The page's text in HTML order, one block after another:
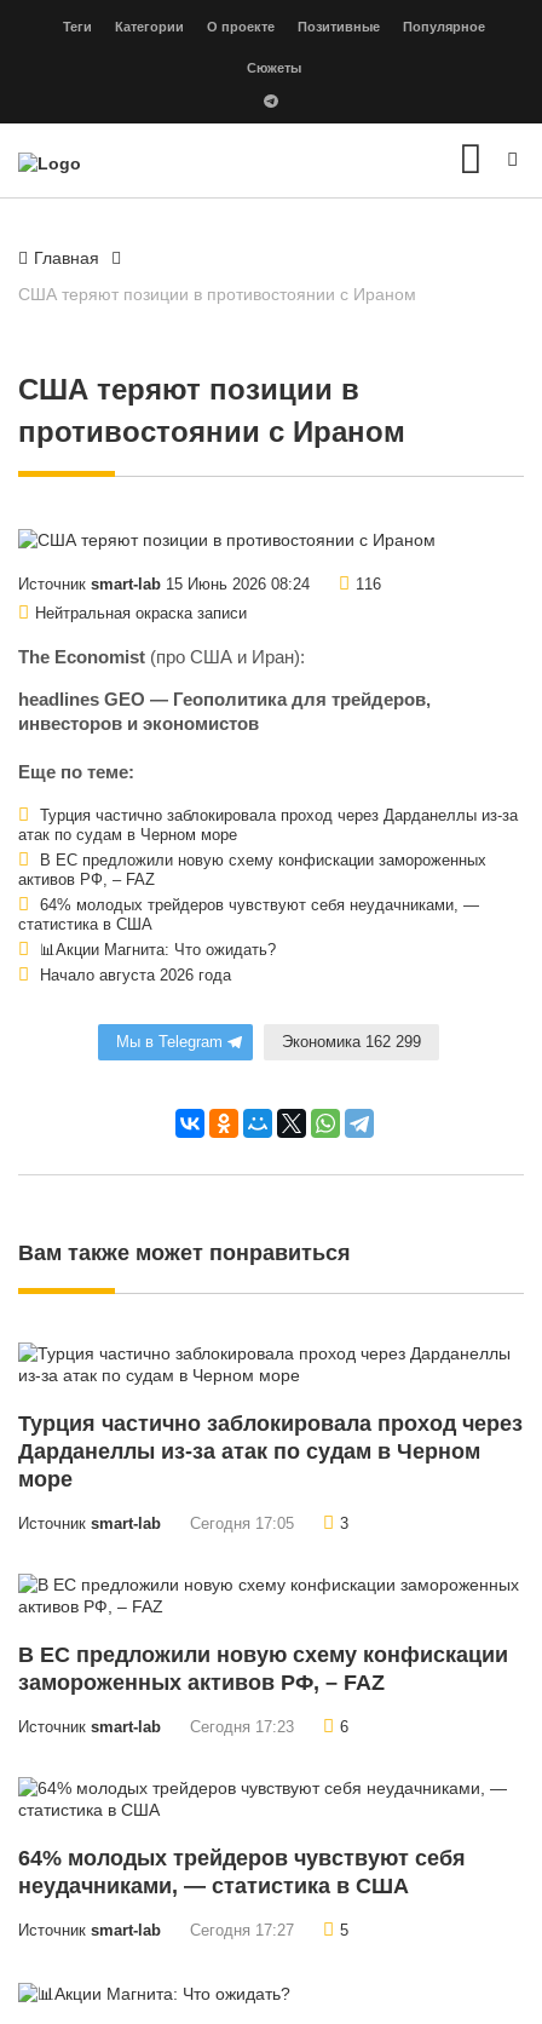
Теги Категории О проекте Позитивные Популярное
Сюжеты
Главная
США теряют позиции в противостоянии с Ираном
США теряют позиции в
противостоянии с Ираном
Источник smart-lab 15 Июнь 2026 08:24
116
Нейтральная окраска записи
The Economist (про США и Иран):
headlines GEO — Геополитика для трейдеров,
инвесторов и экономистов
Еще по теме:
Турция частично заблокировала проход через Дарданеллы из-за
атак по судам в Черном море
В ЕС предложили новую схему конфискации замороженных
активов РФ, – FAZ
64% молодых трейдеров чувствуют себя неудачниками, —
статистика в США
📊Акции Магнита: Что ожидать?
Начало августа 2026 года
Мы в Telegram Экономика 162 299
Вам также может понравиться
Турция частично заблокировала проход через
Дарданеллы из-за атак по судам в Черном
море
Источник smart-lab Сегодня 17:05 3
В ЕС предложили новую схему конфискации
замороженных активов РФ, – FAZ
Источник smart-lab Сегодня 17:23 6
64% молодых трейдеров чувствуют себя
неудачниками, — статистика в США
Источник smart-lab Сегодня 17:27 5